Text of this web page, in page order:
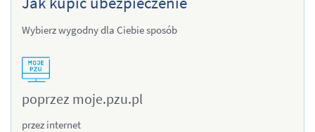
Wybierz wygodny dla Ciebie sposób
poprzez moje.pzu.pl
przez internet